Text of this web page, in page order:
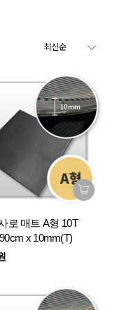
로 매트 A형 10T
x 10mm(T)